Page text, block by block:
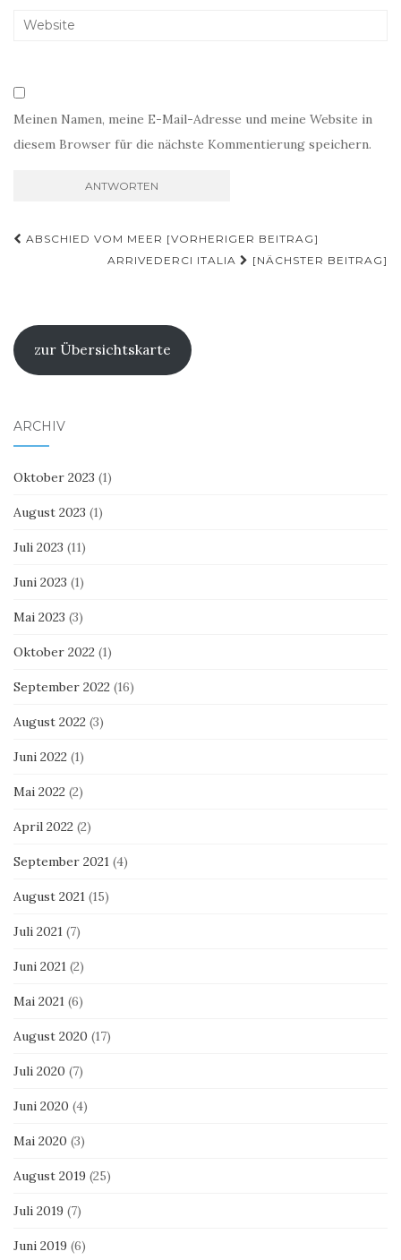
Meinen Namen, meine E-Mail-Adresse und meine Website in
diesem Browser für die nächste Kommentierung speichern.
Beitragsnavigation
ABSCHIED VOM MEER [VORHERIGER BEITRAG]
ARRIVEDERCI ITALIA
[NÄCHSTER BEITRAG]
zur Übersichtskarte
ARCHIV
Oktober 2023 (1)
August 2023 (1)
Juli 2023 (11)
Juni 2023 (1)
Mai 2023 (3)
Oktober 2022 (1)
September 2022 (16)
August 2022 (3)
Juni 2022 (1)
Mai 2022 (2)
April 2022 (2)
September 2021 (4)
August 2021 (15)
Juli 2021 (7)
Juni 2021 (2)
Mai 2021 (6)
August 2020 (17)
Juli 2020 (7)
Juni 2020 (4)
Mai 2020 (3)
August 2019 (25)
Juli 2019 (7)
Juni 2019 (6)